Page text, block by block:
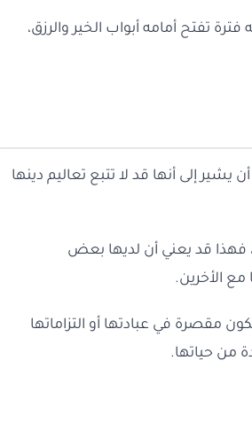
تفتح أمامه أبواب الخير والرزق،
إلى أنها قد لا تتبع تعاليم دينها
فهذا قد يعني أن لديها بعض
الأخرين.
مقصرة في عبادتها أو التزاماتها
من حياتها.